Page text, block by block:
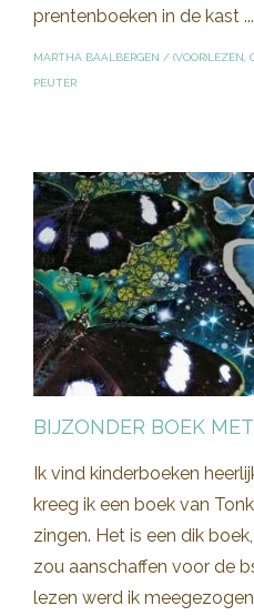
prentenboeken in de kast ...
MARTHA BAALBERGEN / (VOOR)LEZEN
PEUTER
BIJZONDER BOEK
Ik vind kinderboeken
kreeg ik een boek van
zingen. Het is een dik
zou aanschaffen voor de
lezen werd ik